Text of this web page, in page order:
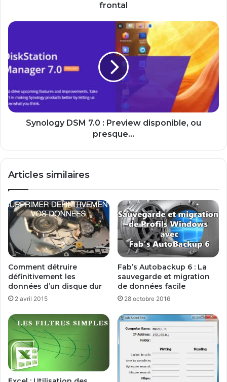
frontal
Synology
:
Preview
disponible,
ou
presque...
Synology DSM 7.0 : Preview disponible, ou
presque...
Articles similaires
Comment détruire
définitivement les
données d’un disque dur
2 avril 2015
Fab’s Autobackup 6 : La
sauvegarde et migration
de données facile
28 octobre 2016